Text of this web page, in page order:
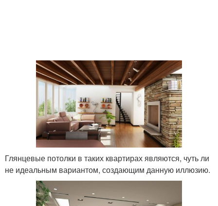
Глянцевые потолки в таких квартирах являются, чуть ли
не идеальным вариантом, создающим данную иллюзию.